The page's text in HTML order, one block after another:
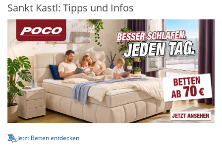
Sankt Kastl: Tipps und Infos
Jetzt Betten entdecken